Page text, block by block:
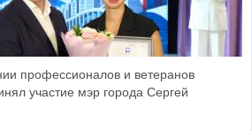
профессионалов и ветеранов
участие мэр города Сергей